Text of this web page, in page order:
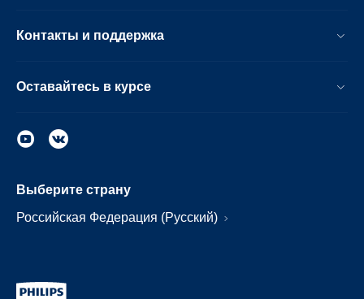
Контакты и поддержка
Оставайтесь в курсе
Выберите страну
Российская Федерация (Русский)